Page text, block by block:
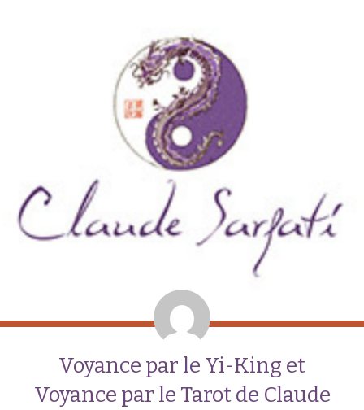
Voyance par le Yi-King et
Voyance par le Tarot de Claude